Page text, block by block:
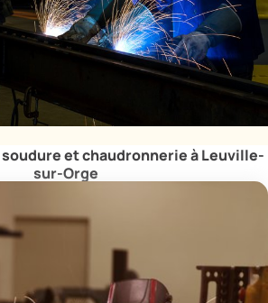
et chaudronnerie à Leuville-
sur-Orge